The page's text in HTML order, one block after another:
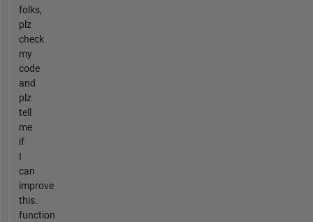
folks,
plz
check
my
code
and
plz
tell
me
if
I
can
improve
this.
function